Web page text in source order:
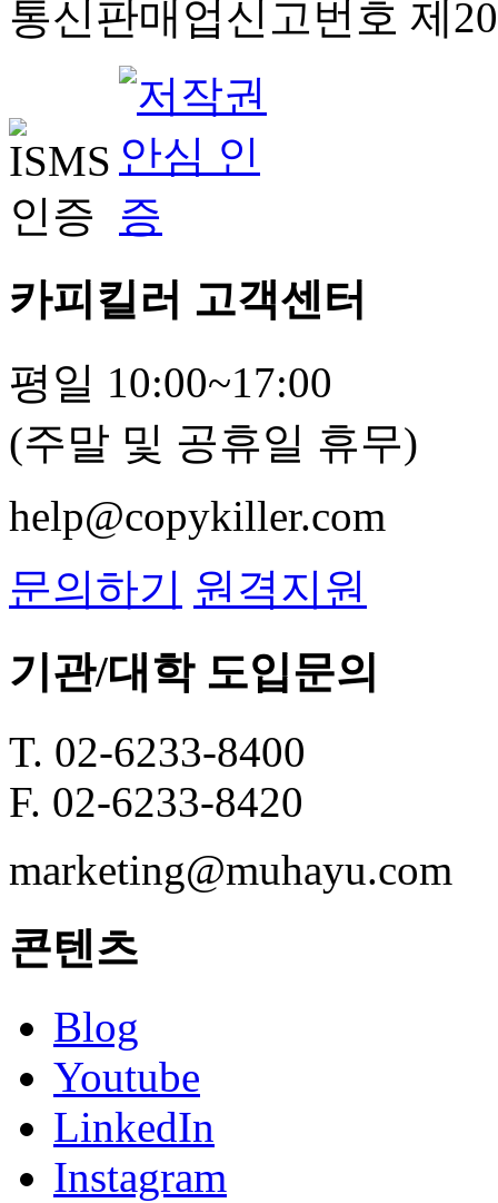
통신판매업신고번호 제
카피킬러 고객센터
평일 10:00~17:00
(주말 및 공휴일 휴무)
help@copykiller.com
문의하기 원격지원
기관/대학 도입문의
T. 02-6233-8400
F. 02-6233-8420
marketing@muhayu.com
콘텐츠
Blog
Youtube
LinkedIn
Instagram